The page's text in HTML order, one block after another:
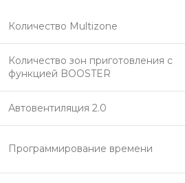
Количество Multizone
Количество зон приготовления с
функцией BOOSTER
Автовентиляция 2.0
Программирование времени